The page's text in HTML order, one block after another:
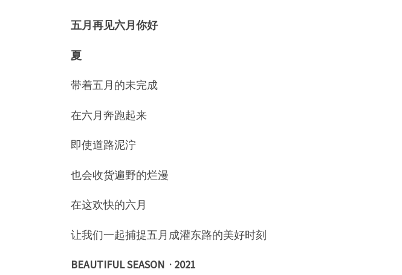
五月再见六月你好
夏
带着五月的未完成
在六月奔跑起来
即使道路泥泞
也会收货遍野的烂漫
在这欢快的六月
让我们一起捕捉五月成灌东路的美好时刻
BEAUTIFUL SEASON · 2021